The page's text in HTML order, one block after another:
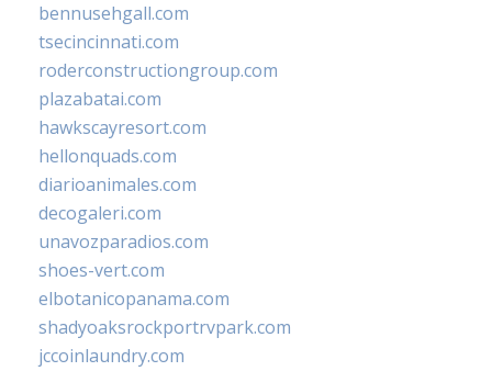
bennusehgall.com
tsecincinnati.com
roderconstructiongroup.com
plazabatai.com
hawkscayresort.com
hellonquads.com
diarioanimales.com
decogaleri.com
unavozparadios.com
shoes-vert.com
elbotanicopanama.com
shadyoaksrockportrvpark.com
jccoinlaundry.com